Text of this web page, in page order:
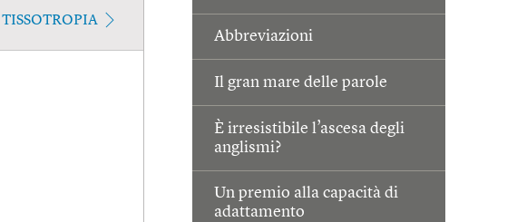
Abbreviazioni
Il gran mare delle parole
È irresistibile l’ascesa degli
anglismi?
Un premio alla capacità di
adattamento
TISSOTROPIA